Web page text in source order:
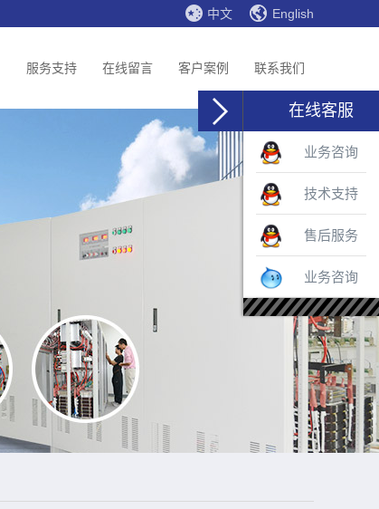
中文 English
服务支持 在线留言 客户案例 联系我们
在线客服
业务咨询
技术支持
售后服务
业务咨询